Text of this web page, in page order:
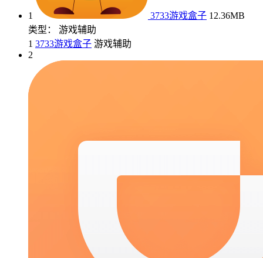
1 3733游戏盒子 12.36MB
类型： 游戏辅助
1 3733游戏盒子 游戏辅助
2